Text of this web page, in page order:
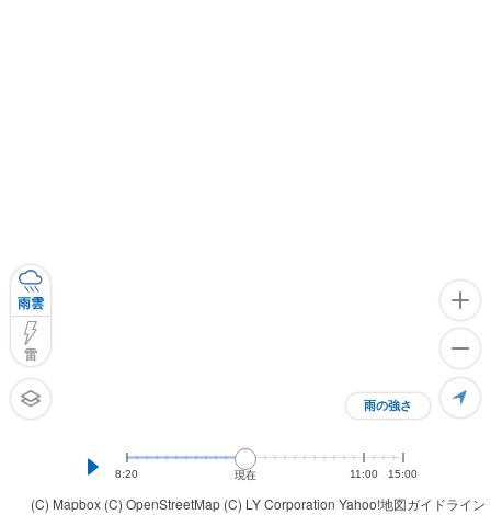
(C) Mapbox (C) OpenStreetMap (C) LY Corporation Yahoo!地図ガイドライン
雨の強さ
雨雲
雷
8:20 現在 11:00 15:00